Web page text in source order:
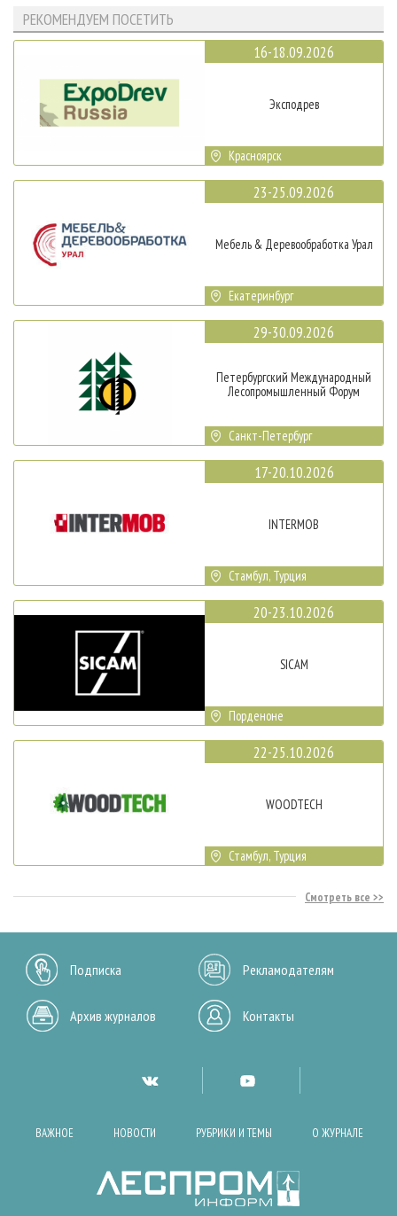
РЕКОМЕНДУЕМ ПОСЕТИТЬ
16-18.09.2026
Эксподрев
Красноярск
23-25.09.2026
Мебель & Деревообработка Урал
Екатеринбург
29-30.09.2026
Петербургский Международный
Лесопромышленный Форум
Санкт-Петербург
17-20.10.2026
INTERMOB
Стамбул, Турция
20-23.10.2026
SICAM
Порденоне
22-25.10.2026
WOODTECH
Стамбул, Турция
Смотреть все
Подписка Рекламодателям
Архив журналов Контакты
ВАЖНОЕ НОВОСТИ РУБРИКИ И ТЕМЫ О ЖУРНАЛЕ